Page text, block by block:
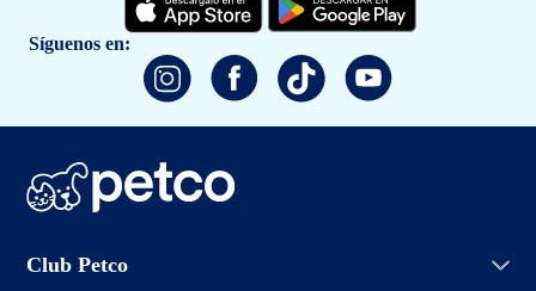
Síguenos en:
Club Petco
Iniciar sesión